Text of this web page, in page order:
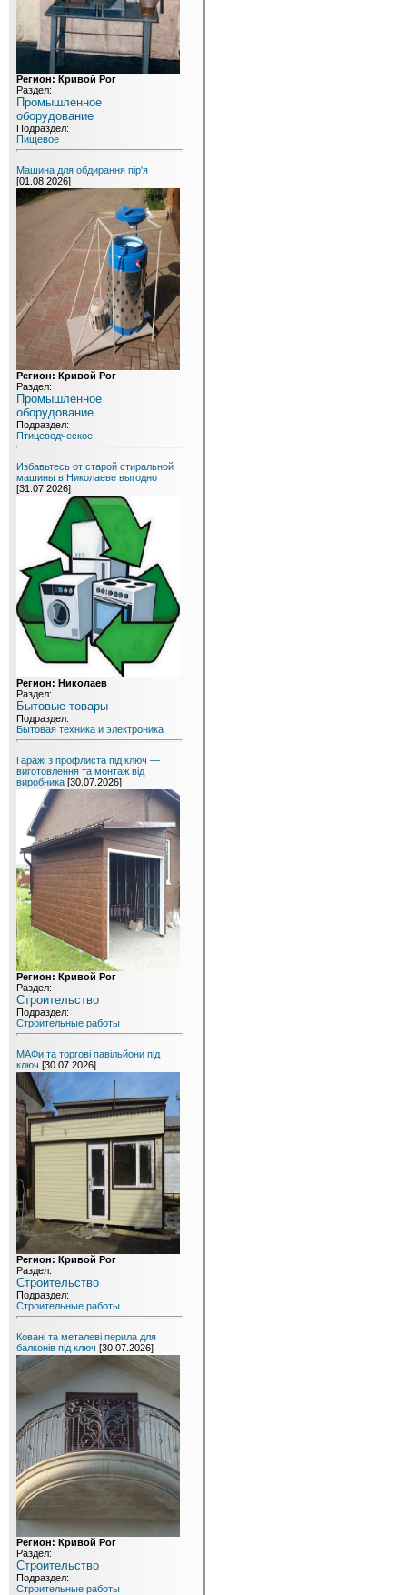
Регион: Кривой Рог
Раздел:
Промышленное
оборудование
Подраздел:
Пищевое
Машина для обдирання пір'я
[01.08.2026]
Регион: Кривой Рог
Раздел:
Промышленное
оборудование
Подраздел:
Птицеводческое
Избавьтесь от старой стиральной
машины в Николаеве выгодно
[31.07.2026]
Регион: Николаев
Раздел:
Бытовые товары
Подраздел:
Бытовая техника и электроника
Гаражі з профлиста під ключ —
виготовлення та монтаж від
виробника [30.07.2026]
Регион: Кривой Рог
Раздел:
Строительство
Подраздел:
Строительные работы
МАФи та торгові павільйони під
ключ [30.07.2026]
Регион: Кривой Рог
Раздел:
Строительство
Подраздел:
Строительные работы
Ковані та металеві перила для
балконів під ключ [30.07.2026]
Регион: Кривой Рог
Раздел:
Строительство
Подраздел:
Строительные работы